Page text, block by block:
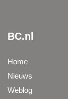
BC.nl
Home
Nieuws
Weblog